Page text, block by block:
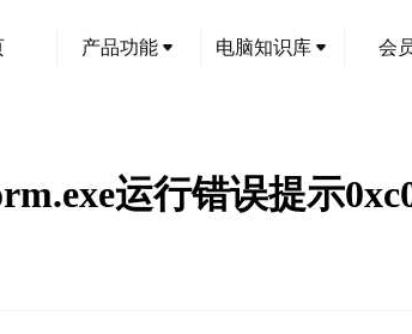
产品功能 电脑知识库 会
运行错误提示